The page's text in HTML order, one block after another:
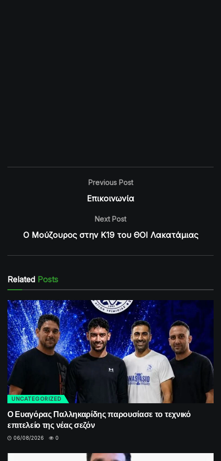
Previous Post
Επικοινωνία
Next Post
Ο Μούζουρος στην Κ19 του ΘΟΙ Λακατάμιας
Related Posts
UNCATEGORIZED
Ο Ευαγόρας Παλληκαρίδης παρουσίασε το τεχνικό
επιτελείο της νέας σεζόν
06/08/2026 0